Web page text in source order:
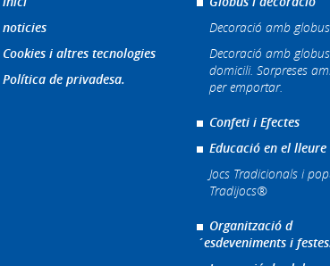
noticies
Cookies i altres tecnologies
Política de privadesa.
Decoració amb globus
Decoració amb
domicili. Sorpreses
per emportar.
Confeti i Efectes
Educació en el lleure
Jocs Tradicionals i
Tradijocs®
Organització d
´esdeveniments i